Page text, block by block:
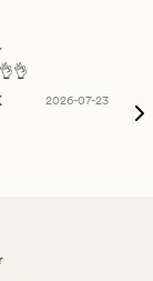
2026-07-23